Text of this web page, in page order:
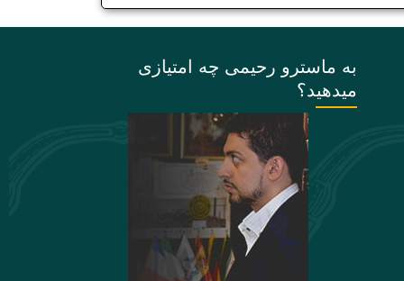
به ماسترو رحیمی چه امتیازی
میدهید؟